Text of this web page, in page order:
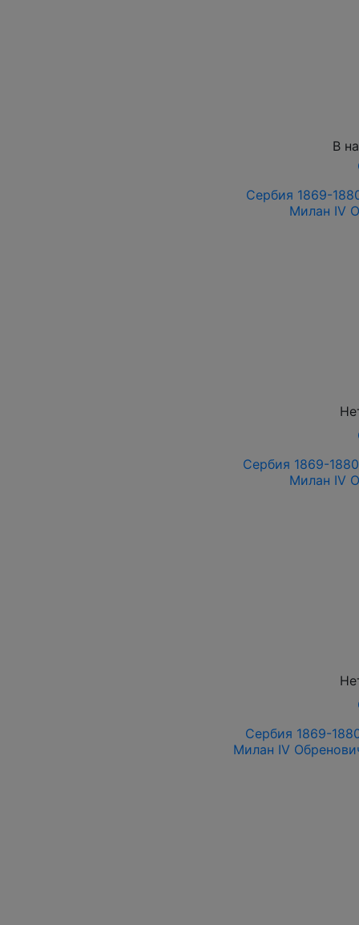
В
Сербия 1869-
Милан IV
Сербия 1869-
Милан IV
Сербия 1869-
Милан IV